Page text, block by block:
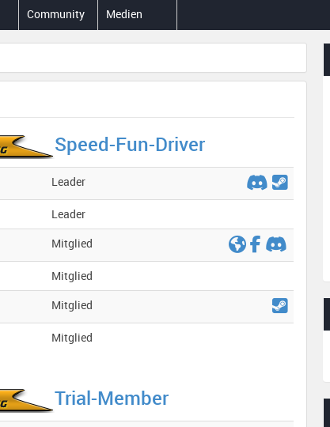
Community Medien
Speed-Fun-Driver
Leader
Leader
Mitglied
Mitglied
Mitglied
Mitglied
Trial-Member